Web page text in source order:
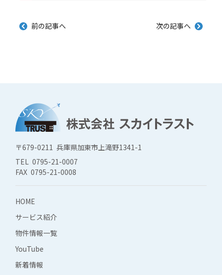
前の記事へ 次の記事へ
〒679-0211 兵庫県加東市上滝野1341-1
TEL 0795-21-0007
FAX 0795-21-0008
HOME
サービス紹介
物件情報一覧
YouTube
新着情報